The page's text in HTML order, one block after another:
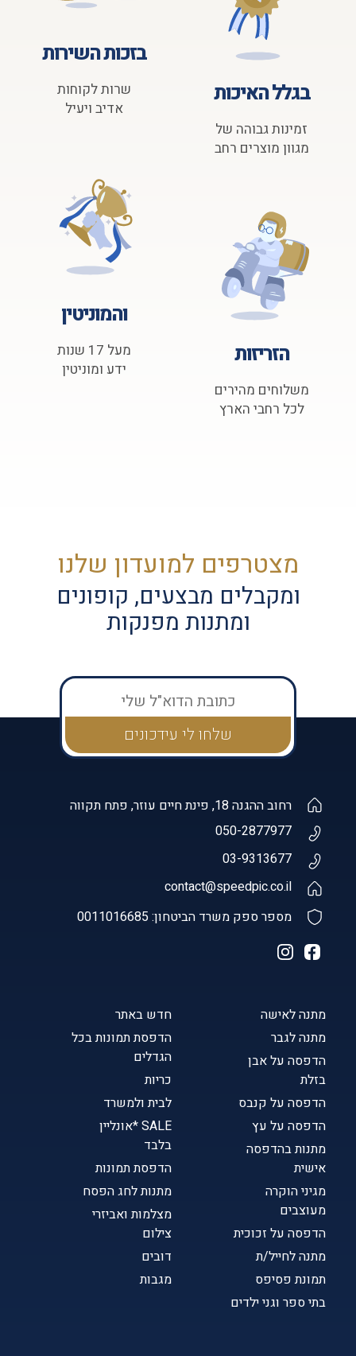
בגלל האיכות
זמינות גבוהה של
מגוון מוצרים רחב
בזכות השירות
שרות לקוחות
אדיב ויעיל
הזריזות
משלוחים מהירים
לכל רחבי הארץ
והמוניטין
מעל 17 שנות
ידע ומוניטין
מצטרפים למועדון שלנו
ומקבלים מבצעים, קופונים
ומתנות מפנקות
מתנה לאישה
מתנה לגבר
הדפסה על אבן
בזלת
הדפסה על קנבס
הדפסה על עץ
מתנות בהדפסה
אישית
מגיני הוקרה
מעוצבים
הדפסה על זכוכית
מתנה לחייל/ת
תמונת פסיפס
בתי ספר וגני ילדים
חדש באתר
הדפסת תמונות בכל
הגדלים
כריות
לבית ולמשרד
SALE *אונליין
בלבד
הדפסת תמונות
מתנות לחג הפסח
מצלמות ואביזרי
צילום
דובים
מגבות
רחוב ההגנה 18, פינת חיים עוזר, פתח תקווה
050-2877977
03-9313677
contact@speedpic.co.il
מספר ספק משרד הביטחון: 0011016685